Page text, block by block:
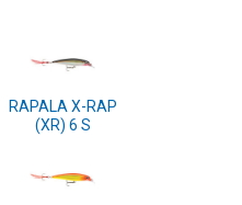
RAPALA X-RAP
(XR) 6 S